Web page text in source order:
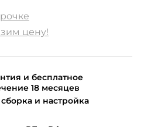
цену!
и бесплатное
18 месяцев
и настройка